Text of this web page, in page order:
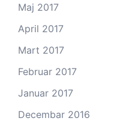
Maj 2017
April 2017
Mart 2017
Februar 2017
Januar 2017
Decembar 2016